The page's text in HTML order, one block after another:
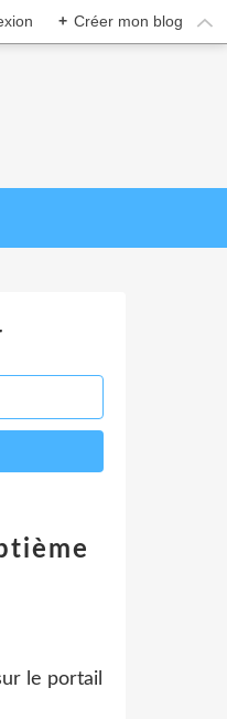
+ Créer mon blog
le portail